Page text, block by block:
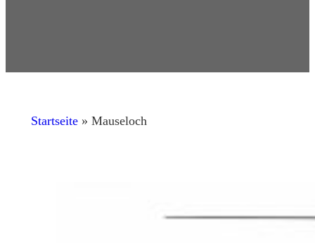
Startseite » Mauseloch